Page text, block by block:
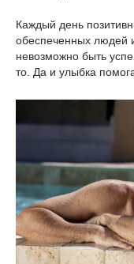
Каждый день
обеспеченных людей
невозможно быть
то. Да и улыбка